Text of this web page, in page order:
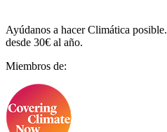
Ayúdanos a hacer Climática posible.
desde 30€ al año.
Miembros de: